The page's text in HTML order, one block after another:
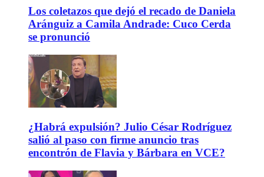
Los coletazos que dejó el recado de Daniela
Aránguiz a Camila Andrade: Cuco Cerda
se pronunció
¿Habrá expulsión? Julio César Rodríguez
salió al paso con firme anuncio tras
encontrón de Flavia y Bárbara en VCE?